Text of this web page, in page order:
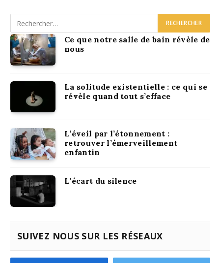
Ce que notre salle de bain révèle de
nous
La solitude existentielle : ce qui se
révèle quand tout s’efface
L’éveil par l’étonnement :
retrouver l’émerveillement
enfantin
L’écart du silence
SUIVEZ NOUS SUR LES RÉSEAUX